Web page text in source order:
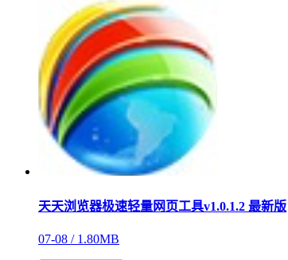
天天浏览器极速轻量网页工具v1.0.1.2 最新版
07-08 / 1.80MB